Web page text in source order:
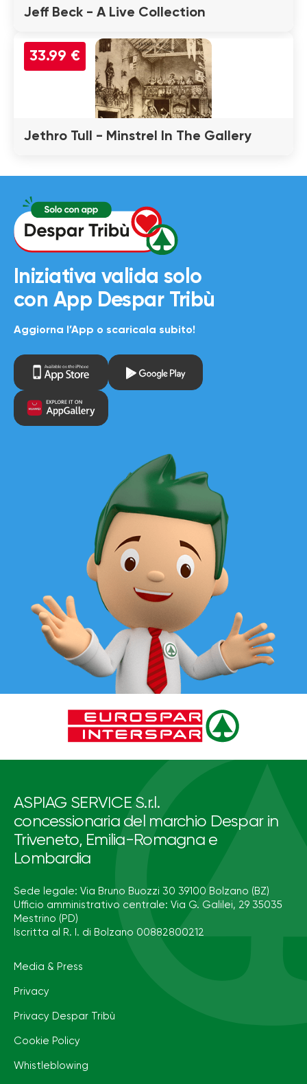
Jeff Beck - A Live Collection
33.99 €
Jethro Tull - Minstrel In The Gallery
Iniziativa valida solo
con App Despar Tribù
Aggiorna l’App o scaricala subito!
ASPIAG SERVICE S.r.l.
concessionaria del marchio Despar in
Triveneto, Emilia-Romagna e
Lombardia
Sede legale: Via Bruno Buozzi 30 39100 Bolzano (BZ)
Ufficio amministrativo centrale: Via G. Galilei, 29 35035
Mestrino (PD)
Iscritta al R. I. di Bolzano 00882800212
Media & Press
Privacy
Privacy Despar Tribù
Cookie Policy
Whistleblowing